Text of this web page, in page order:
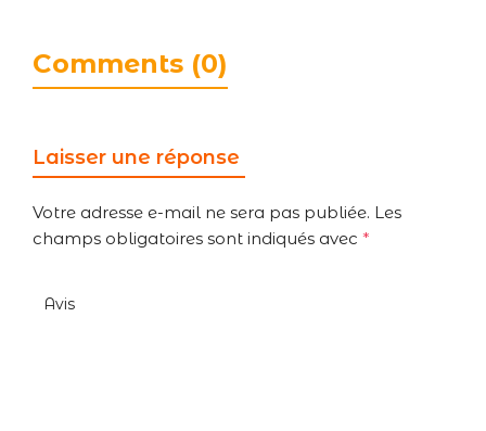
Comments (0)
Laisser une réponse
Votre adresse e-mail ne sera pas publiée. Les
champs obligatoires sont indiqués avec *